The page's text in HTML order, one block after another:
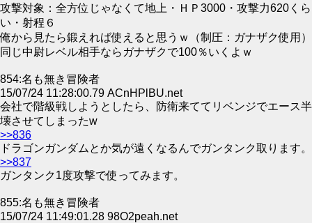
攻撃対象：全方位じゃなくて地上・ＨＰ3000・攻撃力620くら
い・射程６
俺から見たら鍛えれば使えると思うｗ（制圧：ガナザク使用）
同じ中尉レベル相手ならガナザクで100％いくよｗ
854:名も無き冒険者
15/07/24 11:28:00.79 ACnHPlBU.net
会社で階級戦しようとしたら、防衛来ててリベンジでエース半
壊させてしまったw
>>836
ドラゴンガンダムとか気が遠くなるんでガンタンク取ります。
>>837
ガンタンク1度攻撃で使ってみます。
855:名も無き冒険者
15/07/24 11:49:01.28 98O2peah.net